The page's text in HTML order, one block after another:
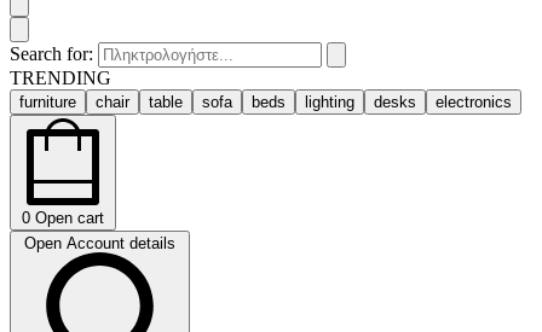
Search for:
TRENDING
furniture chair table sofa beds lighting desks electronics
0 Open cart
Open Account details